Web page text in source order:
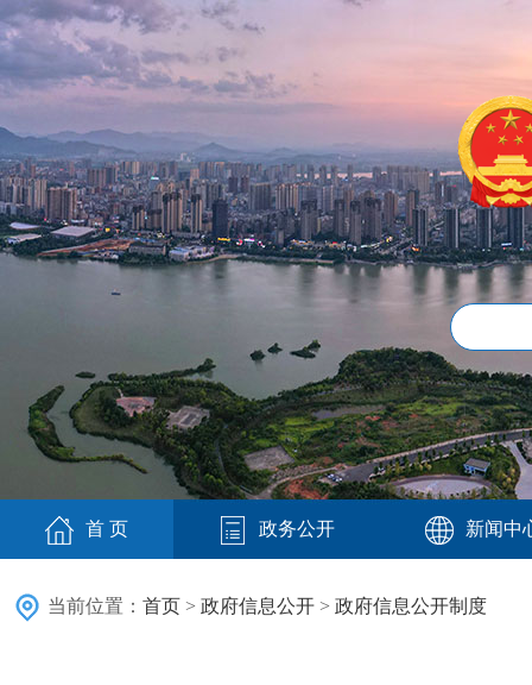
首 页 政务公开 新闻中
当前位置： 首页 > 政府信息公开 > 政府信息公开制度